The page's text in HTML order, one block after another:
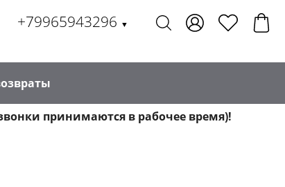
+79965943296 ▼
принимаются в рабочее время)!